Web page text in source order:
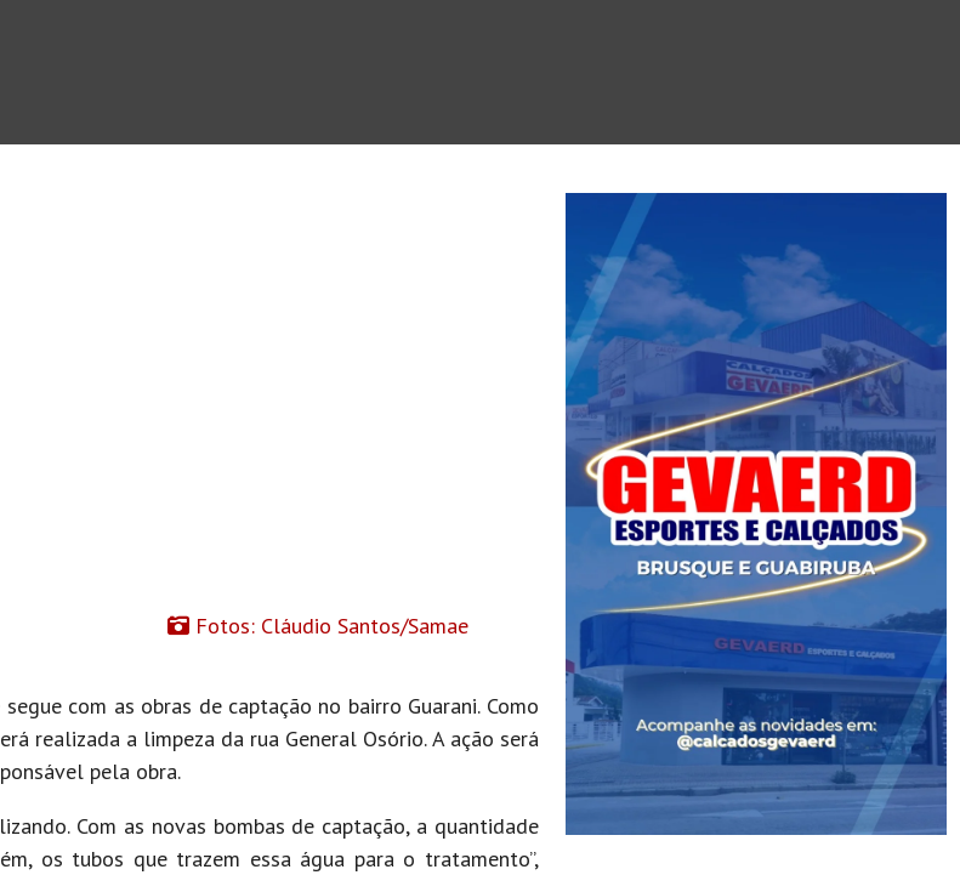
Fotos: Cláudio Santos/Samae
com as obras de captação no bairro Guarani. Como
realizada a limpeza da rua General Osório. A ação será
pela obra.
Com as novas bombas de captação, a quantidade
os tubos que trazem essa água para o tratamento”,